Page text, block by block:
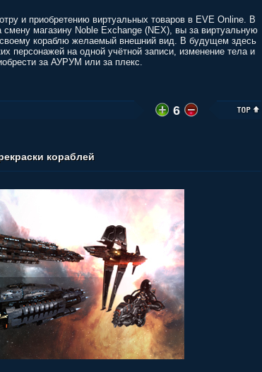
и приобретению виртуальных товаров в EVE Online. В
магазину Noble Exchange (NEX), вы за виртуальную
кораблю желаемый внешний вид. В будущем здесь
персонажей на одной учётной записи, изменение тела и
за АУРУМ или за плекс.
6
кораблей